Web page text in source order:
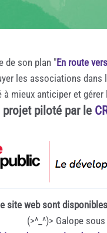
de son plan "En route
les associations
à mieux anticiper et
projet piloté par le
site web sont
(>^_^)> Galope sous